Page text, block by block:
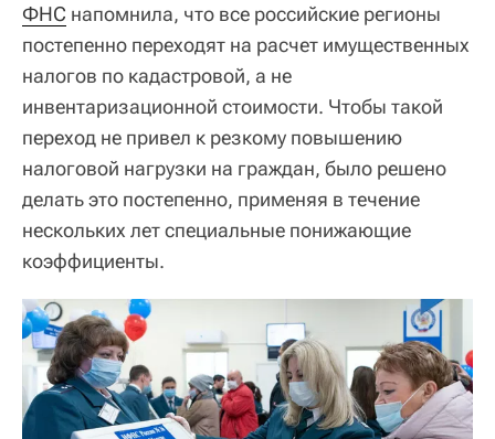
ФНС напомнила, что все российские регионы
постепенно переходят на расчет имущественных
налогов по кадастровой, а не
инвентаризационной стоимости. Чтобы такой
переход не привел к резкому повышению
налоговой нагрузки на граждан, было решено
делать это постепенно, применяя в течение
нескольких лет специальные понижающие
коэффициенты.